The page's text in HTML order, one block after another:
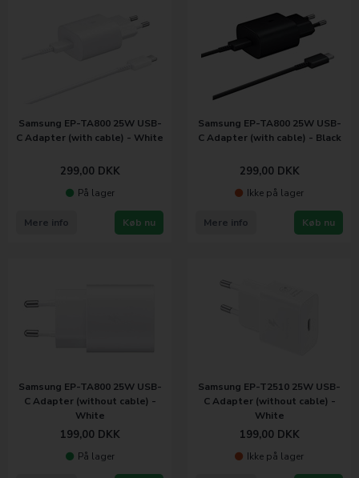
Samsung EP-TA800 25W USB-
C Adapter (with cable) - White
299,00 DKK
På lager
Køb nu
Mere info
Samsung EP-TA800 25W USB-
C Adapter (with cable) - Black
299,00 DKK
Ikke på lager
Køb nu
Mere info
Samsung EP-TA800 25W USB-
C Adapter (without cable) -
White
199,00 DKK
På lager
Samsung EP-T2510 25W USB-
C Adapter (without cable) -
White
199,00 DKK
Ikke på lager